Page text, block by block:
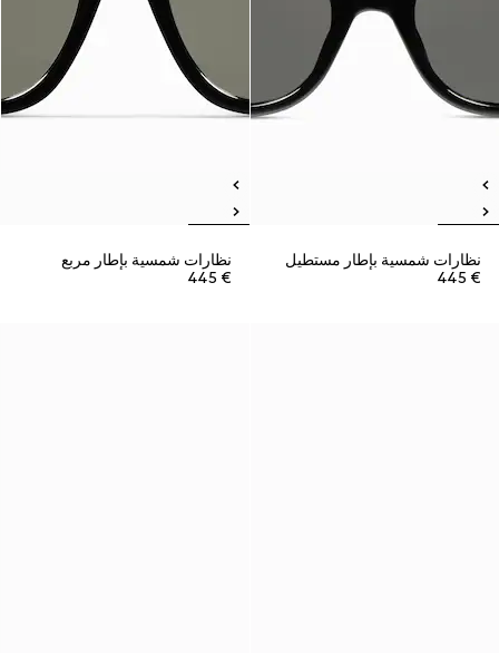
نظارات شمسية بإطار مستطيل
€ 445
نظارات شمسية بإطار مربع
€ 445